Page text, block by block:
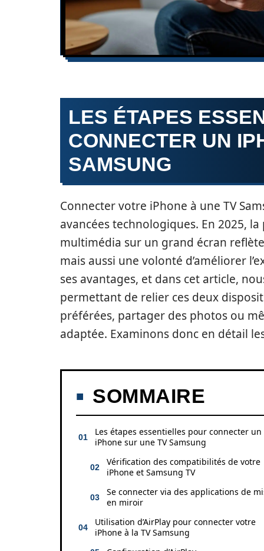
LES ÉTAPES
CONNECTER UN
SAMSUNG
Connecter votre iPhone à une TV
avancées technologiques. En 2025,
multimédia sur un grand écran
mais aussi une volonté d’améliorer
ses avantages, et dans cet article,
permettant de relier ces deux
préférées, partager des photos ou
adaptée. Examinons donc en détail
SOMMAIRE
Les étapes essentielles pour connecter un
iPhone sur une TV Samsung
Vérification des compatibilités de votre
iPhone et Samsung TV
Se connecter via des applications de
en miroir
Utilisation d’AirPlay pour connecter votre
iPhone à la TV Samsung